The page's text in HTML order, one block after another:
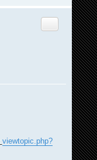
viewtopic.php?